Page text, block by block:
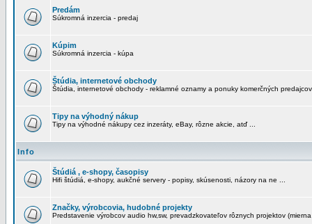
Predám
Súkromná inzercia - predaj
Kúpim
Súkromná inzercia - kúpa
Štúdia, internetové obchody
Štúdia, internetové obchody - reklamné oznamy a ponuky komerčných predajcov
Tipy na výhodný nákup
Tipy na výhodné nákupy cez inzeráty, eBay, rôzne akcie, atď ...
Info
Štúdiá , e-shopy, časopisy
Hifi štúdiá, e-shopy, aukčné servery - popisy, skúsenosti, názory na ne ...
Značky, výrobcovia, hudobné projekty
Predstavenie výrobcov audio hw,sw, prevadzkovateľov rôznych projektov